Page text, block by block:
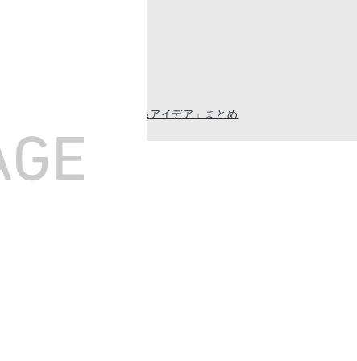
どもが喜ぶかわいい折り方&アイデア」まとめ